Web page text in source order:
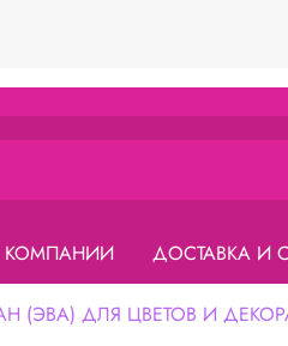
ДОСТАВКА И
(ЭВА) ДЛЯ ЦВЕТОВ И